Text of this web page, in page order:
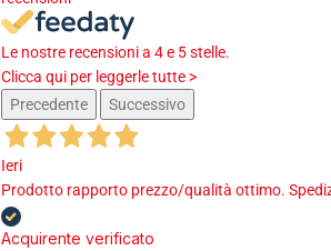
Le nostre recensioni a 4 e 5 stelle.
Clicca qui per leggerle tutte >
Precedente
Successivo
Ieri
Prodotto rapporto prezzo/qualità ottimo.
Acquirente verificato